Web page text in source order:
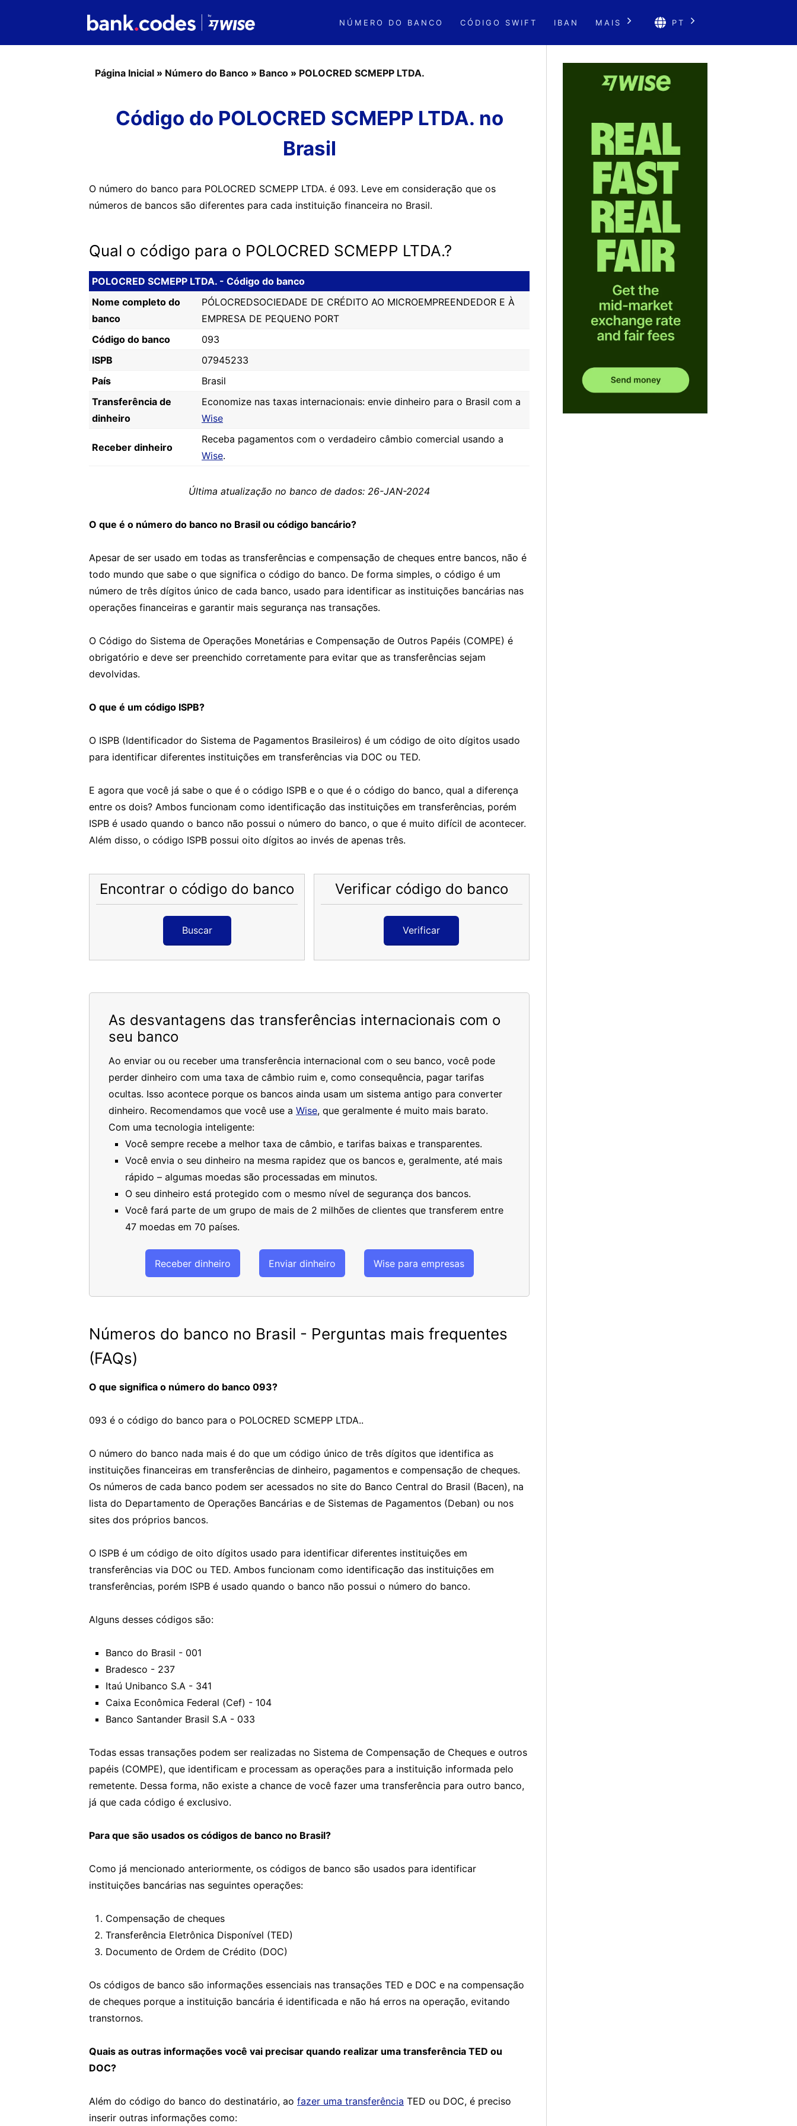
NÚMERO DO BANCO CÓDIGO SWIFT IBAN MAIS PT
Página Inicial » Número do Banco » Banco » POLOCRED SCMEPP LTDA.
Código do POLOCRED SCMEPP LTDA. no
Brasil
O número do banco para POLOCRED SCMEPP LTDA. é 093. Leve em consideração que os
números de bancos são diferentes para cada instituição financeira no Brasil.
Qual o código para o POLOCRED SCMEPP LTDA.?
POLOCRED SCMEPP LTDA. - Código do banco
Nome completo do
banco
PÓLOCREDSOCIEDADE DE CRÉDITO AO MICROEMPREENDEDOR E À
EMPRESA DE PEQUENO PORT
Código do banco
093
ISPB
07945233
País
Brasil
Transferência de
dinheiro
Economize nas taxas internacionais: envie dinheiro para o Brasil com a
Wise
Receber dinheiro
Receba pagamentos com o verdadeiro câmbio comercial usando a
Wise.
Última atualização no banco de dados: 26-JAN-2024
O que é o número do banco no Brasil ou código bancário?
Apesar de ser usado em todas as transferências e compensação de cheques entre bancos, não é
todo mundo que sabe o que significa o código do banco. De forma simples, o código é um
número de três dígitos único de cada banco, usado para identificar as instituições bancárias nas
operações financeiras e garantir mais segurança nas transações.
O Código do Sistema de Operações Monetárias e Compensação de Outros Papéis (COMPE) é
obrigatório e deve ser preenchido corretamente para evitar que as transferências sejam
devolvidas.
O que é um código ISPB?
O ISPB (Identificador do Sistema de Pagamentos Brasileiros) é um código de oito dígitos usado
para identificar diferentes instituições em transferências via DOC ou TED.
E agora que você já sabe o que é o código ISPB e o que é o código do banco, qual a diferença
entre os dois? Ambos funcionam como identificação das instituições em transferências, porém
ISPB é usado quando o banco não possui o número do banco, o que é muito difícil de acontecer.
Além disso, o código ISPB possui oito dígitos ao invés de apenas três.
Encontrar o código do banco
Buscar
Verificar código do banco
Verificar
As desvantagens das transferências internacionais com o
seu banco
Ao enviar ou ou receber uma transferência internacional com o seu banco, você pode
perder dinheiro com uma taxa de câmbio ruim e, como consequência, pagar tarifas
ocultas. Isso acontece porque os bancos ainda usam um sistema antigo para converter
dinheiro. Recomendamos que você use a Wise, que geralmente é muito mais barato.
Com uma tecnologia inteligente:
Você sempre recebe a melhor taxa de câmbio, e tarifas baixas e transparentes.
Você envia o seu dinheiro na mesma rapidez que os bancos e, geralmente, até mais
rápido – algumas moedas são processadas em minutos.
O seu dinheiro está protegido com o mesmo nível de segurança dos bancos.
Você fará parte de um grupo de mais de 2 milhões de clientes que transferem entre
47 moedas em 70 países.
Receber dinheiro Enviar dinheiro Wise para empresas
Números do banco no Brasil - Perguntas mais frequentes
(FAQs)
O que significa o número do banco 093?
093 é o código do banco para o POLOCRED SCMEPP LTDA..
O número do banco nada mais é do que um código único de três dígitos que identifica as
instituições financeiras em transferências de dinheiro, pagamentos e compensação de cheques.
Os números de cada banco podem ser acessados no site do Banco Central do Brasil (Bacen), na
lista do Departamento de Operações Bancárias e de Sistemas de Pagamentos (Deban) ou nos
sites dos próprios bancos.
O ISPB é um código de oito dígitos usado para identificar diferentes instituições em
transferências via DOC ou TED. Ambos funcionam como identificação das instituições em
transferências, porém ISPB é usado quando o banco não possui o número do banco.
Alguns desses códigos são:
Banco do Brasil - 001
Bradesco - 237
Itaú Unibanco S.A - 341
Caixa Econômica Federal (Cef) - 104
Banco Santander Brasil S.A - 033
Todas essas transações podem ser realizadas no Sistema de Compensação de Cheques e outros
papéis (COMPE), que identificam e processam as operações para a instituição informada pelo
remetente. Dessa forma, não existe a chance de você fazer uma transferência para outro banco,
já que cada código é exclusivo.
Para que são usados os códigos de banco no Brasil?
Como já mencionado anteriormente, os códigos de banco são usados para identificar
instituições bancárias nas seguintes operações:
Compensação de cheques
Transferência Eletrônica Disponível (TED)
Documento de Ordem de Crédito (DOC)
Os códigos de banco são informações essenciais nas transações TED e DOC e na compensação
de cheques porque a instituição bancária é identificada e não há erros na operação, evitando
transtornos.
Quais as outras informações você vai precisar quando realizar uma transferência TED ou
DOC?
Além do código do banco do destinatário, ao fazer uma transferência TED ou DOC, é preciso
inserir outras informações como: